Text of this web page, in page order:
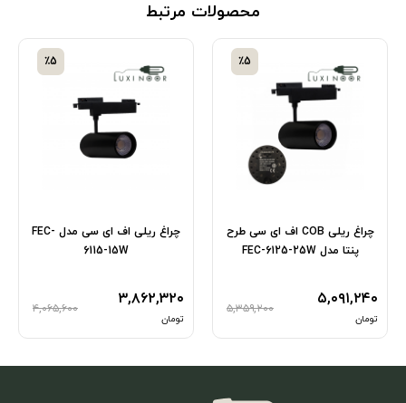
محصولات مرتبط
چراغ ریلی COB اف ای سی طرح
پنتا مدل FEC-6125-25W
۵,۰۹۱,۲۴۰
تومان
۵,۳۵۹,۲۰۰
٪5
چراغ ریلی اف ای سی مدل FEC-
6115-15W
۳,۸۶۲,۳۲۰
تومان
۴,۰۶۵,۶۰۰
٪5